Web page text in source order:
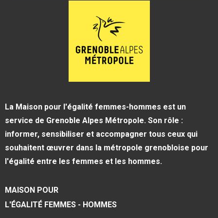
La Maison pour l'égalité femmes-hommes est un
service de Grenoble Alpes Métropole. Son rôle :
informer, sensibiliser et accompagner tous ceux qui
souhaitent œuvrer dans la métropole grenobloise pour
l'égalité entre les femmes et les hommes.
MAISON POUR
L'ÉGALITÉ FEMMES - HOMMES